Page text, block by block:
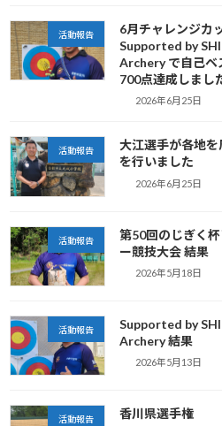
活動報告
6月チャレンジカ
Supported by
Archery で自己ベ
700点達成しまし
2026年6月25日
活動報告
大江選手が各地
を行いました
2026年6月25日
活動報告
第50回のじぎく杯
ー競技大会 結果
2026年5月18日
活動報告
Supported by
Archery 結果
2026年5月13日
活動報告 香川県選手権